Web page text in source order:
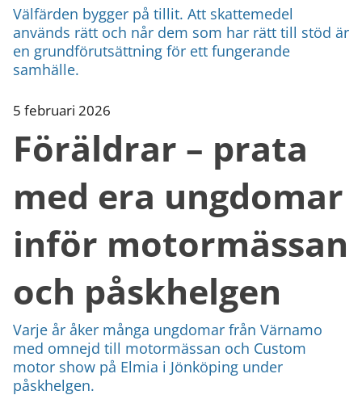
Välfärden bygger på tillit. Att skattemedel
används rätt och når dem som har rätt till stöd är
en grundförutsättning för ett fungerande
samhälle.
5 februari 2026
Föräldrar – prata
med era ungdomar
inför motormässan
och påskhelgen
Varje år åker många ungdomar från Värnamo
med omnejd till motormässan och Custom
motor show på Elmia i Jönköping under
påskhelgen.